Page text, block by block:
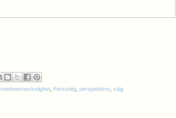
medmenneskelighet Personlig perspektiver, valg